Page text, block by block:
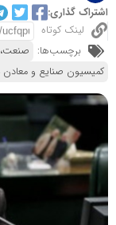
اشتراک گذاری:
لینک کوتاه
برچسب‌ها:
کمیسیون صنایع و